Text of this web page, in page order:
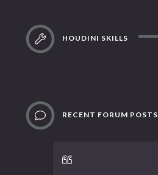
HOUDINI SKILLS
RECENT FORUM POSTS